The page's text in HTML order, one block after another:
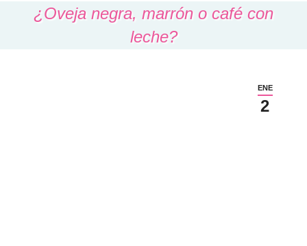
¿Oveja negra, marrón o café con
leche?
ENE
2